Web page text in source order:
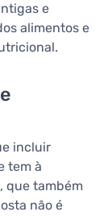
e
alimentos e
incluir
tem à
que também
não é